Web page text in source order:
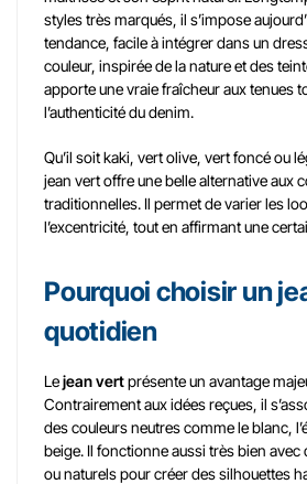
styles très marqués, il s’impose
tendance, facile à intégrer dans un
couleur, inspirée de la nature et des
apporte une vraie fraîcheur aux tenues
l’authenticité du denim.
Qu’il soit kaki, vert olive, vert foncé ou
jean vert offre une belle alternative aux
traditionnelles. Il permet de varier les
l’excentricité, tout en affirmant une
Pourquoi choisir un
quotidien
Lejean vertprésente un avantage
Contrairement aux idées reçues, il
des couleurs neutres comme le blanc,
beige. Il fonctionne aussi très bien
ou naturels pour créer des silhouettes